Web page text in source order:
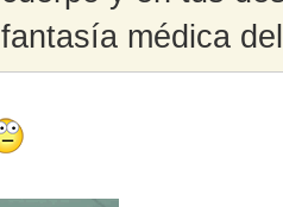
fantasía médica